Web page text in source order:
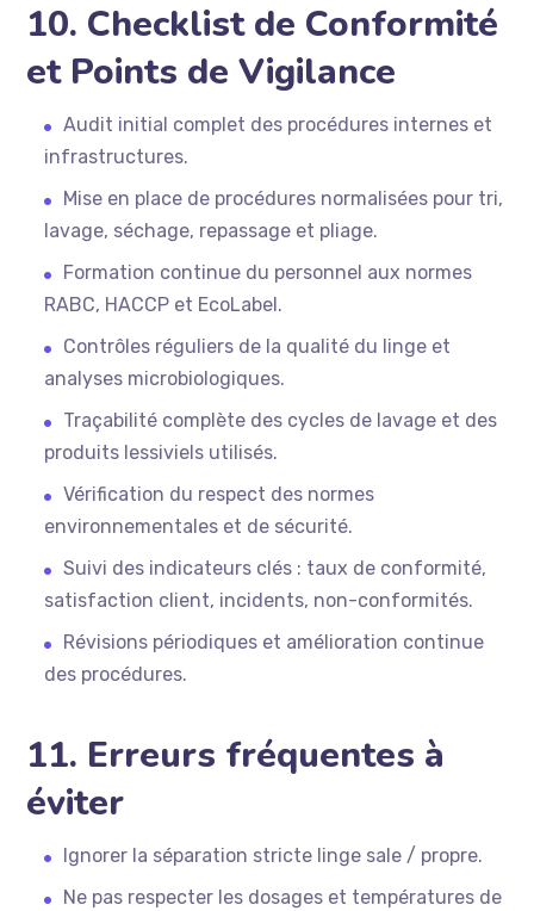
10. Checklist de Conformité
et Points de Vigilance
Audit initial complet des procédures internes et
infrastructures.
Mise en place de procédures normalisées pour tri,
lavage, séchage, repassage et pliage.
Formation continue du personnel aux normes
RABC, HACCP et EcoLabel.
Contrôles réguliers de la qualité du linge et
analyses microbiologiques.
Traçabilité complète des cycles de lavage et des
produits lessiviels utilisés.
Vérification du respect des normes
environnementales et de sécurité.
Suivi des indicateurs clés : taux de conformité,
satisfaction client, incidents, non-conformités.
Révisions périodiques et amélioration continue
des procédures.
11. Erreurs fréquentes à
éviter
Ignorer la séparation stricte linge sale / propre.
Ne pas respecter les dosages et températures de